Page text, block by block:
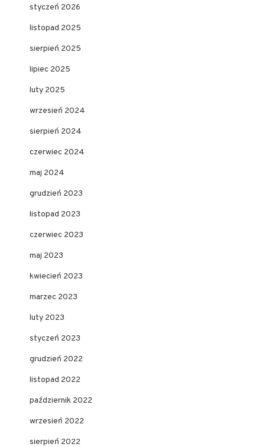
styczeń 2026
listopad 2025
sierpień 2025
lipiec 2025
luty 2025
wrzesień 2024
sierpień 2024
czerwiec 2024
maj 2024
grudzień 2023
listopad 2023
czerwiec 2023
maj 2023
kwiecień 2023
marzec 2023
luty 2023
styczeń 2023
grudzień 2022
listopad 2022
październik 2022
wrzesień 2022
sierpień 2022